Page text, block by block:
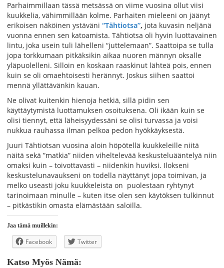
Parhaimmillaan tässä metsässä on viime vuosina ollut viisi
kuukkelia, vähimmillään kolme. Parhaiten mieleeni on jäänyt
erikoisen näköinen ystäväni “Tähtiotsa”, jota kuvasin neljänä
vuonna ennen sen katoamista. Tähtiotsa oli hyvin luottavainen
lintu, joka usein tuli lähelleni “juttelemaan”. Saattoipa se tulla
jopa torkkumaan pitkäksikin aikaa nuoren männyn oksalle
yläpuolelleni. Silloin en koskaan raaskinut lähteä pois, ennen
kuin se oli omaehtoisesti herännyt. Joskus siihen saattoi
mennä yllättävänkin kauan.
Ne olivat kuitenkin hienoja hetkiä, sillä pidin sen
käyttäytymistä luottamuksen osoituksena. Oli ikään kuin se
olisi tiennyt, että läheisyydessäni se olisi turvassa ja voisi
nukkua rauhassa ilman pelkoa pedon hyökkäyksestä.
Juuri Tähtiotsan vuosina aloin höpötellä kuukkeleille niitä
näitä sekä ”matkia” niiden viheltelevää keskusteluääntelyä niin
omaksi kuin – toivottavasti – niidenkin huviksi. Ilokseni
keskustelunavaukseni on todella näyttänyt jopa toimivan, ja
melko useasti joku kuukkeleista on puolestaan ryhtynyt
tarinoimaan minulle – kuten itse olen sen käytöksen tulkinnut
– pitkästikin omasta elämästään saloilla.
Jaa tämä muillekin:
Facebook Twitter
Katso Myös Nämä: